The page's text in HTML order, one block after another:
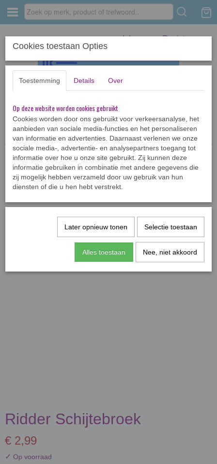
Inloggen Registreren
Home › Kinderboeken <12jr › Diverse kinderboeken
Schijtebroek
Ridder Schijtebroek
€ 2,99
✓ Op voorraad
Cookies toestaan Opties
Toestemming Details Over
Op deze website worden cookies gebruikt
Cookies worden door ons gebruikt voor verkeersanalyse, het
aanbieden van sociale media-functies en het personaliseren
van informatie en advertenties. Daarnaast verlenen we onze
sociale media-, advertentie- en analysepartners toegang tot
informatie over hoe u onze site gebruikt. Zij kunnen deze
informatie gebruiken in combinatie met andere gegevens die
zij mogelijk hebben verzameld door uw gebruik van hun
diensten of die u hen hebt verstrekt.
Later opnieuw tonen Selectie toestaan
Alles toestaan Nee, niet akkoord